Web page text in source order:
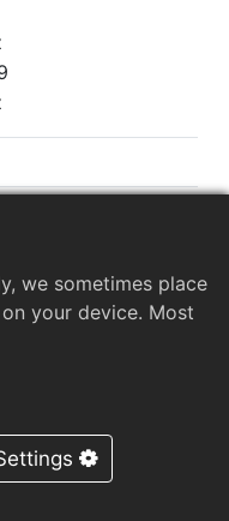
Q
お問い合わせ
we sometimes place
your device. Most